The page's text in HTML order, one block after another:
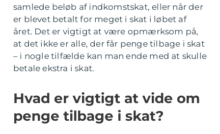
samlede beløb af indkomstskat, eller når der
er blevet betalt for meget i skat i løbet af
året. Det er vigtigt at være opmærksom på,
at det ikke er alle, der får penge tilbage i skat
– i nogle tilfælde kan man ende med at skulle
betale ekstra i skat.
Hvad er vigtigt at vide om
penge tilbage i skat?